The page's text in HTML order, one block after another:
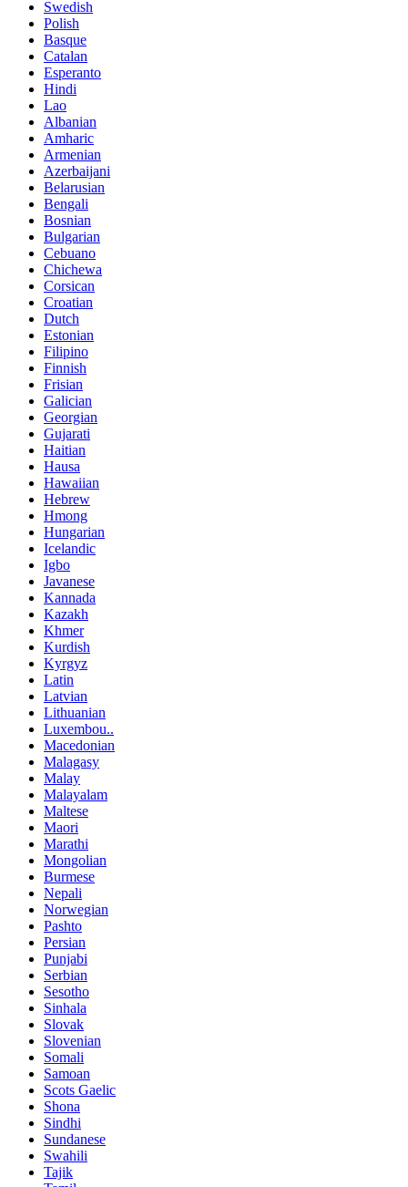
Swedish
Polish
Basque
Catalan
Esperanto
Hindi
Lao
Albanian
Amharic
Armenian
Azerbaijani
Belarusian
Bengali
Bosnian
Bulgarian
Cebuano
Chichewa
Corsican
Croatian
Dutch
Estonian
Filipino
Finnish
Frisian
Galician
Georgian
Gujarati
Haitian
Hausa
Hawaiian
Hebrew
Hmong
Hungarian
Icelandic
Igbo
Javanese
Kannada
Kazakh
Khmer
Kurdish
Kyrgyz
Latin
Latvian
Lithuanian
Luxembou..
Macedonian
Malagasy
Malay
Malayalam
Maltese
Maori
Marathi
Mongolian
Burmese
Nepali
Norwegian
Pashto
Persian
Punjabi
Serbian
Sesotho
Sinhala
Slovak
Slovenian
Somali
Samoan
Scots Gaelic
Shona
Sindhi
Sundanese
Swahili
Tajik